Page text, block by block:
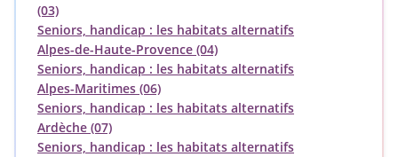
(03)
Seniors, handicap : les habitats alternatifs
Alpes-de-Haute-Provence (04)
Seniors, handicap : les habitats alternatifs
Alpes-Maritimes (06)
Seniors, handicap : les habitats alternatifs
Ardèche (07)
Seniors, handicap : les habitats alternatifs